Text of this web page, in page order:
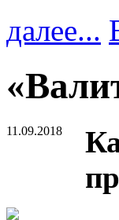
далее...
11.09.2018